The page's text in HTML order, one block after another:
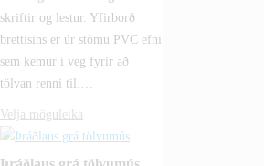
skriftir og lestur. Yfirborð
brettisins er úr stömu PVC efni
sem kemur í veg fyrir að
tölvan renni til.…
Velja möguleika